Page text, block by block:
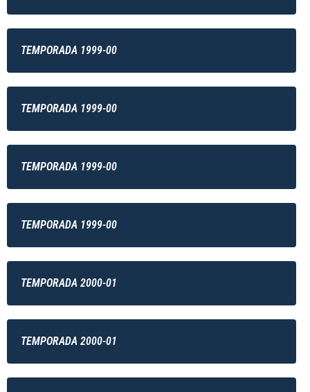
TEMPORADA 1999-00
TEMPORADA 1999-00
TEMPORADA 1999-00
TEMPORADA 1999-00
TEMPORADA 2000-01
TEMPORADA 2000-01